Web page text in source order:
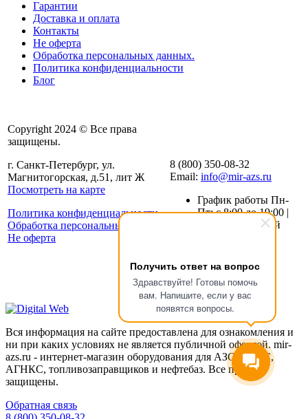
Получить ответ на вопрос
Здравствуйте! Готовы помочь
вам. Напишите, если у вас
появятся вопросы.
Гарантии
Доставка и оплата
Контакты
Не оферта
Обработка персональных данных.
Политика конфиденциальности
Блог
Copyright 2024 © Все права
защищены.
г. Санкт-Петербург, ул.
Магнитогорская, д.51, лит Ж
Посмотреть на карте
Политика конфиденциальности
Обработка персональных данных
Не оферта
8 (800) 350-08-32
Email: info@mir-azs.ru
График работы Пн-
Пт: с 8:00 до 19:00 |
Сб-Вс: Выходной
Вся информация на сайте предоставлена для ознакомления и
ни при каких условиях не является публичной офертой. mir-
azs.ru - интернет-магазин оборудования для АЗС , АГЗС,
АГНКС, топливозаправщиков и нефтебаз. Все права
защищены.
Обратная связь